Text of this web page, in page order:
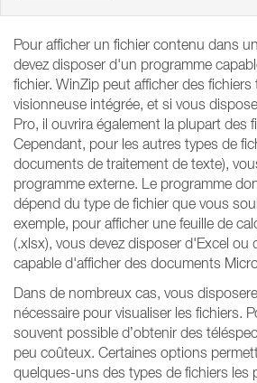
Pour afficher un fichier contenu dans
devez disposer d'un programme
fichier. WinZip peut afficher des fichiers
visionneuse intégrée, et si vous
Pro, il ouvrira également la plupart des
Cependant, pour les autres types de
documents de traitement de texte),
programme externe. Le programme
dépend du type de fichier que vous
exemple, pour afficher une feuille de
(.xlsx), vous devez disposer d'Excel ou
capable d'afficher des documents
Dans de nombreux cas, vous
nécessaire pour visualiser les fichiers.
souvent possible d’obtenir des
peu coûteux. Certaines options
quelques-uns des types de fichiers les